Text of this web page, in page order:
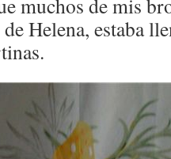
muchos de mis
Helena, estaba